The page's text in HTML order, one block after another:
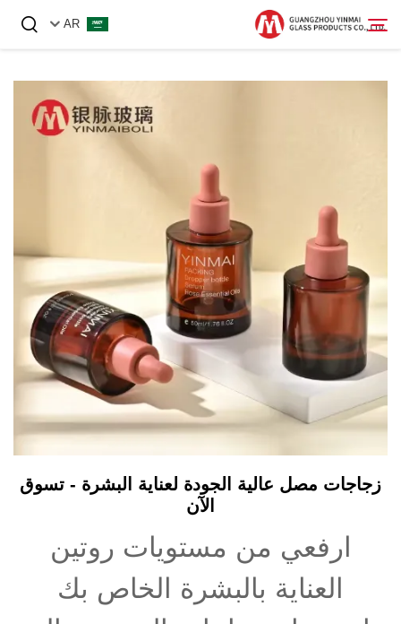
AR
اتصل بنا
زجاجات مصل عالية الجودة لعناية البشرة - تسوق
الآن
ارفعي من مستويات روتين
العناية بالبشرة الخاص بك